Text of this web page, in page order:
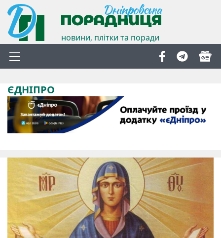
новини, плітки та поради
ЄДНІПРО